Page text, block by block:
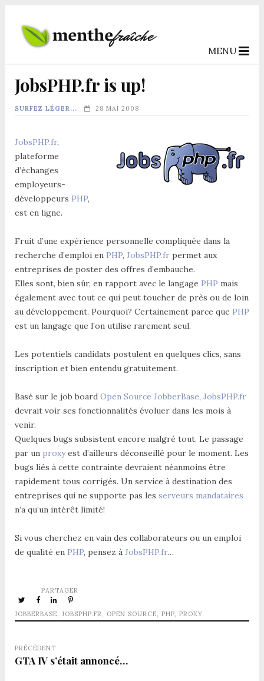
MENU
JobsPHP.fr is up!
SURFEZ LÉGER... 28 MAI 2008
JobsPHP.fr,
plateforme
d’échanges
employeurs-
développeurs PHP,
est en ligne.
Fruit d’une expérience personnelle compliquée dans la
recherche d’emploi en PHP, JobsPHP.frpermet aux
entreprises de poster des offres d’embauche.
Elles sont, bien sûr, en rapport avec le langage PHP mais
également avec tout ce qui peut toucher de près ou de loin
au développement. Pourquoi? Certainement parce que PHP
est un langage que l’on utilise rarement seul.
Les potentiels candidats postulent en quelques clics, sans
inscription et bien entendu gratuitement.
Basé sur le job board Open Source JobberBase, JobsPHP.fr
devrait voir ses fonctionnalités évoluer dans les mois à
venir.
Quelques bugs subsistent encore malgré tout. Le passage
par un proxyest d’ailleurs déconseillé pour le moment. Les
bugs liés à cette contrainte devraient néanmoins être
rapidement tous corrigés. Un service à destination des
entreprises qui ne supporte pas les serveurs mandataires
n’a qu’un intérêt limité!
Si vous cherchez en vain des collaborateurs ou un emploi
de qualité en PHP, pensez à JobsPHP.fr…
JOBBERBASE, JOBSPHP.FR, OPEN SOURCE, PHP, PROXY
PARTAGER
PRÉCÉDENT
GTA IV s’était annoncé…